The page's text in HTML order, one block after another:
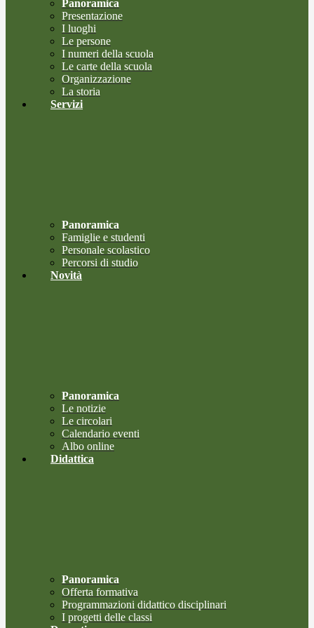
Panoramica
Presentazione
I luoghi
Le persone
I numeri della scuola
Le carte della scuola
Organizzazione
La storia
Servizi
Panoramica
Famiglie e studenti
Personale scolastico
Percorsi di studio
Novità
Panoramica
Le notizie
Le circolari
Calendario eventi
Albo online
Didattica
Panoramica
Offerta formativa
Programmazioni didattico disciplinari
I progetti delle classi